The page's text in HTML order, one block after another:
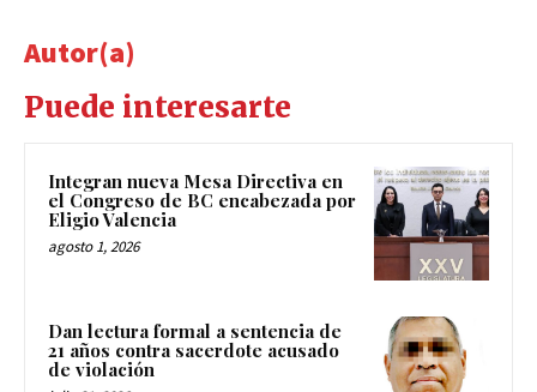
Autor(a)
Puede interesarte
Integran nueva Mesa Directiva en
el Congreso de BC encabezada por
Eligio Valencia
agosto 1, 2026
Dan lectura formal a sentencia de
21 años contra sacerdote acusado
de violación